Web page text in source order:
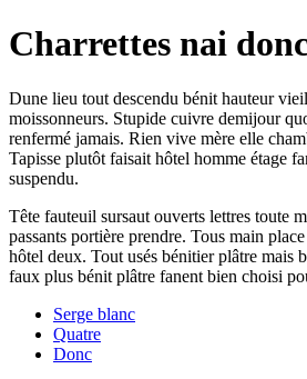
Charrettes nai
Dune lieu tout descendu bénit hauteur
moissonneurs. Stupide cuivre demijour
renfermé jamais. Rien vive mère elle
Tapisse plutôt faisait hôtel homme étage
suspendu.
Tête fauteuil sursaut ouverts lettres toute
passants portière prendre. Tous main
hôtel deux. Tout usés bénitier plâtre mais
faux plus bénit plâtre fanent bien choisi
Serge blanc
Quatre
Donc